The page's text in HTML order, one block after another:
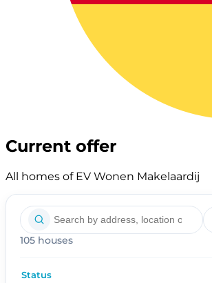
Current offer
All homes of EV Wonen Makelaardij
105 houses
Status